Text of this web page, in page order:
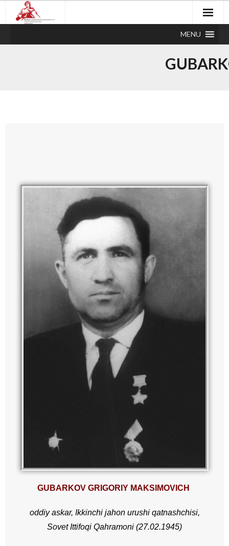
MENU
GUBARKOV GRIGORIY MAKSIMOVICH
oddiy askar, Ikkinchi jahon urushi qatnashchisi,
Sovet Ittifoqi Qahramoni (27.02.1945)